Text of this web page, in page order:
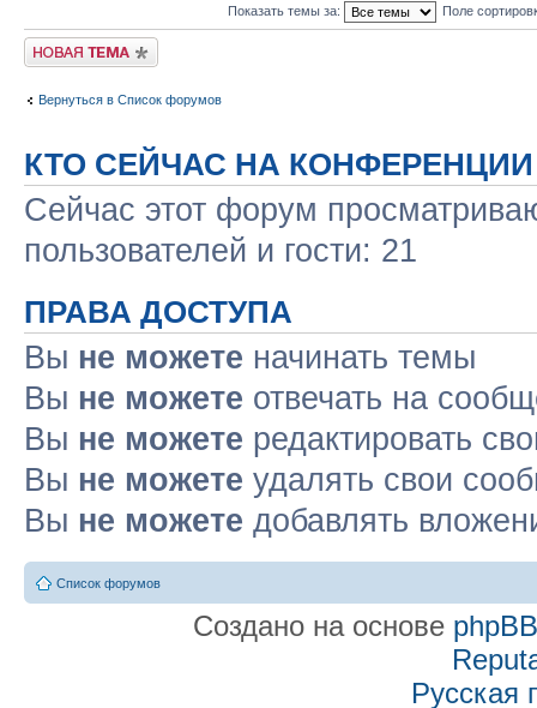
Показать темы за: Поле
Новая тема
Вернуться в Список форумов
КТО СЕЙЧАС НА КОНФЕРЕНЦИИ
Сейчас этот форум
пользователей и гости: 21
ПРАВА ДОСТУПА
Вы не можете начинать темы
Вы не можете отвечать на
Вы не можете редактировать
Вы не можете удалять свои
Вы не можете добавлять
Список форумов
Создано на основе phpBB
Русская